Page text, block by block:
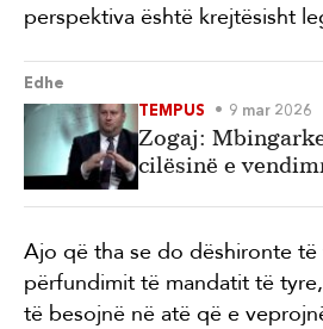
perspektiva është krejtësisht
Edhe
TEMPUS
9 mar 2026
Zogaj:
cilësinë e
Ajo që tha se do dëshironte të
përfundimit të mandatit të
të besojnë në atë që e